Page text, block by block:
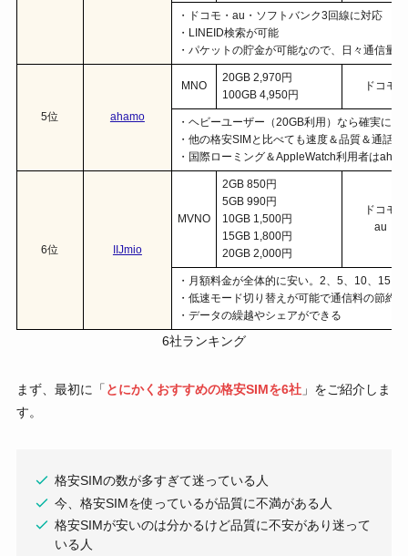
・ドコモ・au・ソフトバンク3回線に対応
・LINEID検索が可能
・パケットの貯金が可能なので、日々通信量
5位 ahamo
MNO
20GB 2,970円
100GB 4,950円
ドコモ
・ヘビーユーザー（20GB利用）なら確実に使
・他の格安SIMと比べても速度＆品質＆通話音
・国際ローミング＆AppleWatch利用者は
6位 IIJmio
MVNO
2GB 850円
5GB 990円
10GB 1,500円
15GB 1,800円
20GB 2,000円
ドコモ
au
・月額料金が全体的に安い。2、5、10、15、
・低速モード切り替えが可能で通信料の節約
・データの繰越やシェアができる
6社ランキング
まず、最初に「とにかくおすすめの格安SIMを6社」をご紹介しま
す。
格安SIMの数が多すぎて迷っている人
今、格安SIMを使っているが品質に不満がある人
格安SIMが安いのは分かるけど品質に不安があり迷って
いる人